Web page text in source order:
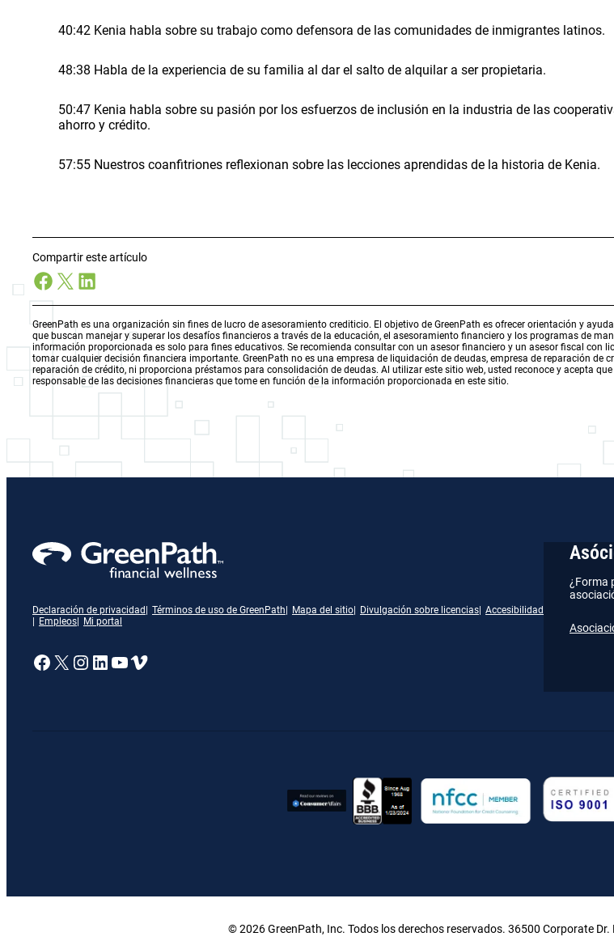
40:42 Kenia habla sobre su trabajo como defensora de las comunidades de inmigrantes latinos.
48:38 Habla de la experiencia de su familia al dar el salto de alquilar a ser propietaria.
50:47 Kenia habla sobre su pasión por los esfuerzos de inclusión en la industria de las
ahorro y crédito.
57:55 Nuestros coanfitriones reflexionan sobre las lecciones aprendidas de la historia de Kenia.
Compartir este artículo
Facebook
X LinkedIn
GreenPath es una organización sin fines de lucro de asesoramiento crediticio. El objetivo de GreenPath es ofrecer orientación y
que buscan manejar y superar los desafíos financieros a través de la educación, el asesoramiento financiero y los programas de
información proporcionada es solo para fines educativos. Se recomienda consultar con un asesor financiero y un asesor fiscal con
tomar cualquier decisión financiera importante. GreenPath no es una empresa de liquidación de deudas, empresa de reparación de
reparación de crédito, ni proporciona préstamos para consolidación de deudas. Al utilizar este sitio web, usted reconoce y acepta que
responsable de las decisiones financieras que tome en función de la información proporcionada en este sitio.
Declaración de privacidad Términos de uso de GreenPath Mapa del sitio Divulgación sobre licencias Accesibilidad
Empleos
Mi portal
Enlace a nuestra página de Facebook
X Enlace a nuestra página de Instagram
Enlace a nuestra página de LinkedIn
Enlace a nuestra página de YouTube
Vimeo
¿Forma
© 2026 GreenPath, Inc. Todos los derechos reservados. 36500 Corporate